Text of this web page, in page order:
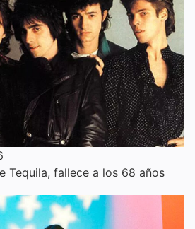
Tequila, fallece a los 68 años